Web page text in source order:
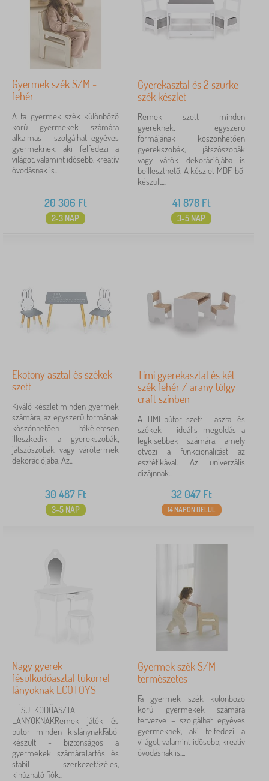
Gyermek szék S/M -
fehér
A fa gyermek szék különböző
korú gyermekek számára
alkalmas – szolgálhat egyéves
gyermeknek, aki felfedezi a
világot, valamint idősebb, kreatív
óvodásnak is....
20 306 Ft
2-3 NAP
Gyerekasztal és 2 szürke
szék készlet
Remek szett minden
gyereknek, egyszerű
formájának köszönhetően
gyerekszobák, játszószobák
vagy várók dekorációjába is
beilleszthető. A készlet MDF-ből
készült,...
41 878Ft
3-5 NAP
Ekotony asztal és székek
szett
Kiváló készlet minden gyermek
számára, az egyszerű formának
köszönhetően tökéletesen
illeszkedik a gyerekszobák,
játszószobák vagy várótermek
dekorációjába. Az...
30 487Ft
3-5 NAP
Timi gyerekasztal és két
szék fehér / arany tölgy
craft színben
A TIMI bútor szett – asztal és
székek – ideális megoldás a
legkisebbek számára, amely
ötvözi a funkcionalitást az
esztétikával. Az univerzális
dizájnnak...
32 047Ft
14 NAPON BELÜL
Nagy gyerek
fésülködőasztal tükörrel
lányoknak ECOTOYS
FÉSÜLKÖDŐASZTAL
LÁNYOKNAKRemek játék és
bútor minden kislánynakFából
készült - biztonságos a
gyermekek számáraTartós és
stabil szerkezetSzéles,
kihúzható fiók...
Gyermek szék S/M -
természetes
Fa gyermek szék különböző
korú gyermekek számára
tervezve – szolgálhat egyéves
gyermeknek, aki felfedezi a
világot, valamint idősebb, kreatív
óvodásnak is....